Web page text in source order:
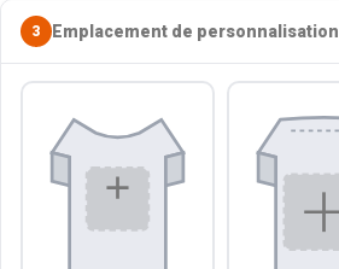
3 Emplacement de personnalisation